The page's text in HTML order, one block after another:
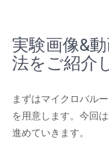
実験画像&
法をご紹介
まずはマイクロバル
を用意します。今回
進めていきます。